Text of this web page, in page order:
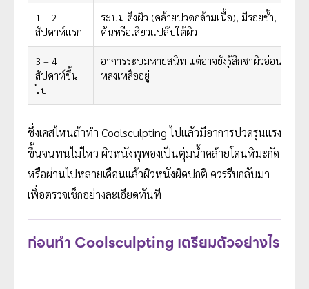
1 – 2
สัปดาห์แรก
ระบม ตึงผิว (คล้ายปวดกล้ามเนื้อ), มีรอยช้ำ,
คันหรือเสียวแปล๊บใต้ผิว
3 – 4
สัปดาห์ขึ้น
ไป
อาการระบมหายสนิท แต่อาจยังรู้สึกชาผิวอ่อน ๆ
หลงเหลืออยู่
ซึ่งเคสไหนถ้าทำ Coolsculpting ไปแล้วมีอาการปวดรุนแรง
ขึ้นจนทนไม่ไหว ผิวหนังพุพองเป็นตุ่มน้ำคล้ายโดนหิมะกัด
หรือผ่านไปหลายเดือนแล้วผิวหนังผิดปกติ ควรรีบกลับมา
เพื่อตรวจเช็กอย่างละเอียดทันที
ก่อนทำ Coolsculpting เตรียมตัวอย่างไร